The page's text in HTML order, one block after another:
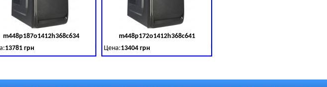
III)
379029
(1600 MHz) HDD: TOSHIBA 500 GB (SATA III)
m448p187o1412h368c634
13781 грн Код товара:379030
™ i5 2 ядра 2.90GHz,ОЗУ: 2 GB, DDR 3 (1600 MHz) HDD: Seagate 2 TB (SATA III)
m448p172o1412h368c641
Цена:13404 грн Код товара:
Intel Core ™ i5 4 ядра 3.20GHz,ОЗУ: 2 GB, DDR 3 (1600 MHz) HDD: Seagate 2